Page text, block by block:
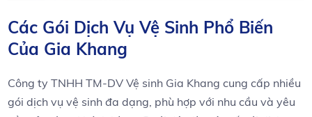
Các Gói Dịch Vụ Vệ ⁢Sinh Phổ Biến
Của Gia ​Khang
Công ty TNHH‍ TM-DV Vệ sinh ‍Gia Khang cung cấp nhiều
gói ​dịch​ vụ vệ sinh đa dạng, ‌phù hợp với ‌nhu cầu​ và ​yêu